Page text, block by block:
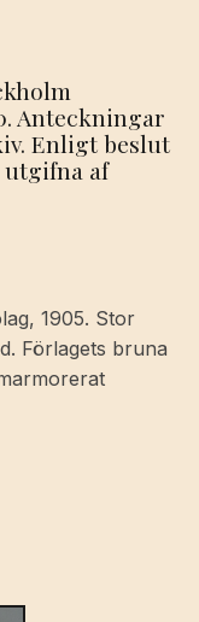
Anteckningar
Enligt beslut
utgifna af
1905. Stor
Förlagets bruna